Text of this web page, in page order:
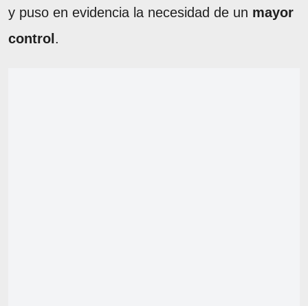
y puso en evidencia la necesidad de un mayor
control .